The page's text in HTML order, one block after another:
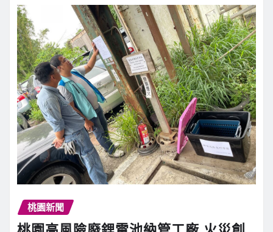
桃園新聞